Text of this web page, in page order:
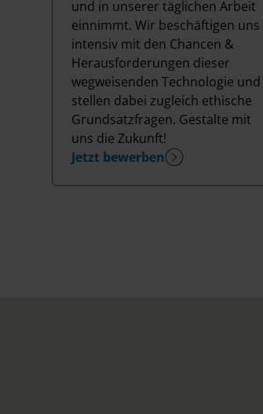
und in unserer täglichen Arbeit
einnimmt. Wir beschäftigen uns
intensiv mit den Chancen &
Herausforderungen dieser
wegweisenden Technologie und
stellen dabei zugleich ethische
Grundsatzfragen. Gestalte mit
uns die Zukunft!
Jetzt bewerben